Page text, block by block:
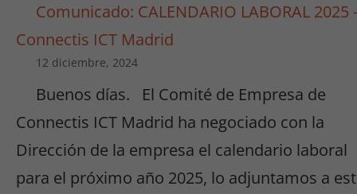
Comunicado: CALENDARIO LABORAL 2025
Connectis ICT Madrid
12 diciembre, 2024
Buenos días. El Comité de Empresa de
Connectis ICT Madrid ha negociado con la
Dirección de la empresa el calendario laboral
para el próximo año 2025, lo adjuntamos a